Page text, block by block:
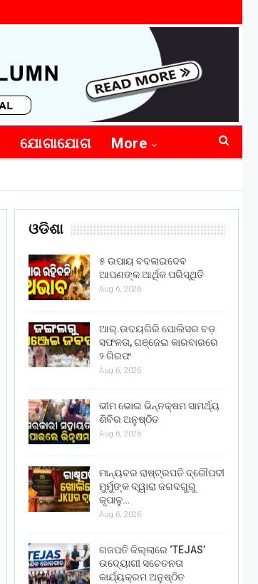
ଯୋଗାଯୋଗ More
ଓଡିଶା
୫ ଉପାୟ ବଦଳାଇଦେବ
ଆପଣଙ୍କ ଆର୍ଥିକ ପରିସ୍ଥିତି
Aug 6, 2026
ଆର୍.ଉଦୟଗିରି ପୋଲିସର ବଡ଼
ସଫଳତା, ଗଞ୍ଜେଇ କାରବାରରେ
୨ ଗିରଫ
Aug 6, 2026
ଭୀମ ଭୋଇ ଭିନ୍ନକ୍ଷମ ସାମର୍ଥ୍ୟ
ଶିବିର ଅନୁଷ୍ଠିତ
Aug 6, 2026
ମାନ୍ୟବର ରାଷ୍ଟ୍ରପତି ଦ୍ରୌପଦୀ
ମୁର୍ମୁଙ୍କ ଦ୍ୱାରା ଜଗଦଗୁରୁ
କୃପାଳୁ…
Aug 6, 2026
ଗଜପତି ଜିଲ୍ଲାରେ ‘TEJAS’
ଉଦ୍ୟୋଗୀ ସଚେତନତା
କାର୍ଯ୍ୟକ୍ରମ ଅନୁଷ୍ଠିତ